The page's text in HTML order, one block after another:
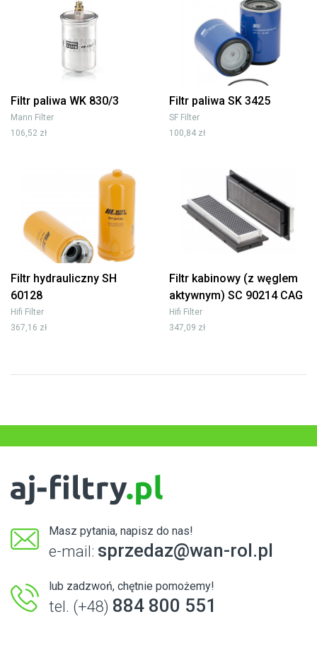
Filtr paliwa WK 830/3
Mann Filter
106,52 zł
Filtr paliwa SK 3425
SF Filter
100,84 zł
Filtr hydrauliczny SH
60128
Hifi Filter
367,16 zł
Filtr kabinowy (z węglem
aktywnym) SC 90214 CAG
Hifi Filter
347,09 zł
Masz pytania, napisz do nas!
e-mail: sprzedaz@wan-rol.pl
lub zadzwoń, chętnie pomożemy!
tel. (+48) 884 800 551